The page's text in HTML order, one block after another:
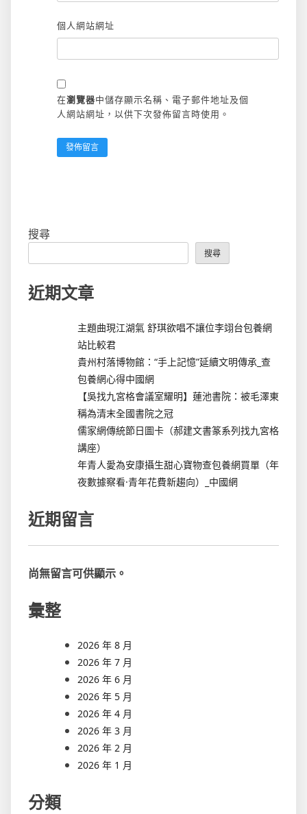
個人網站網址
在瀏覽器中儲存顯示名稱、電子郵件地址及個
人網站網址，以供下次發佈留言時使用。
搜尋
搜尋
近期文章
主題曲現江湖氣 舒琪欲唱不讓位李翊台包養網
站比較君
貴州村落博物館：“手上記憶”延續文明傳承_查
包養網心得中國網
【吳找九宮格會議室耀明】蓮池書院：被毛澤東
稱為清末全國書院之冠
儒家網傳統節日圖卡（郝建文書篆系列找九宮格
講座）
年青人愛為安康攝生甜心寶物查包養網買單（年
夜數據察看·青年花費新趨向）_中國網
近期留言
尚無留言可供顯示。
彙整
2026 年 8 月
2026 年 7 月
2026 年 6 月
2026 年 5 月
2026 年 4 月
2026 年 3 月
2026 年 2 月
2026 年 1 月
分類